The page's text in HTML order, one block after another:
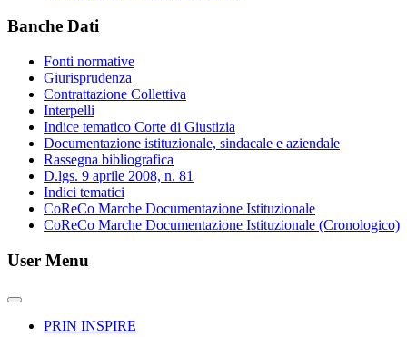
Banche Dati
Fonti normative
Giurisprudenza
Contrattazione Collettiva
Interpelli
Indice tematico Corte di Giustizia
Documentazione istituzionale, sindacale e aziendale
Rassegna bibliografica
D.lgs. 9 aprile 2008, n. 81
Indici tematici
CoReCo Marche Documentazione Istituzionale
CoReCo Marche Documentazione Istituzionale (Cronologico)
User Menu
PRIN INSPIRE